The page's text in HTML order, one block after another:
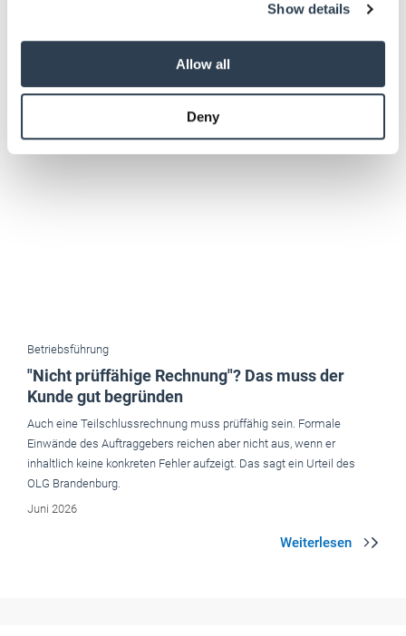
provide social media features and to analyse our traffic.
provided to them or that they’ve collected from your use
Weitere Informationen:Impressum Datenschutz
Show details
Allow all
Deny
Betriebsführung
"Nicht prüffähige Rechnung"? Das muss der
Kunde gut begründen
Auch eine Teilschlussrechnung muss prüffähig sein. Formale
Einwände des Auftraggebers reichen aber nicht aus, wenn er
inhaltlich keine konkreten Fehler aufzeigt. Das sagt ein Urteil des
OLG Brandenburg.
Juni 2026